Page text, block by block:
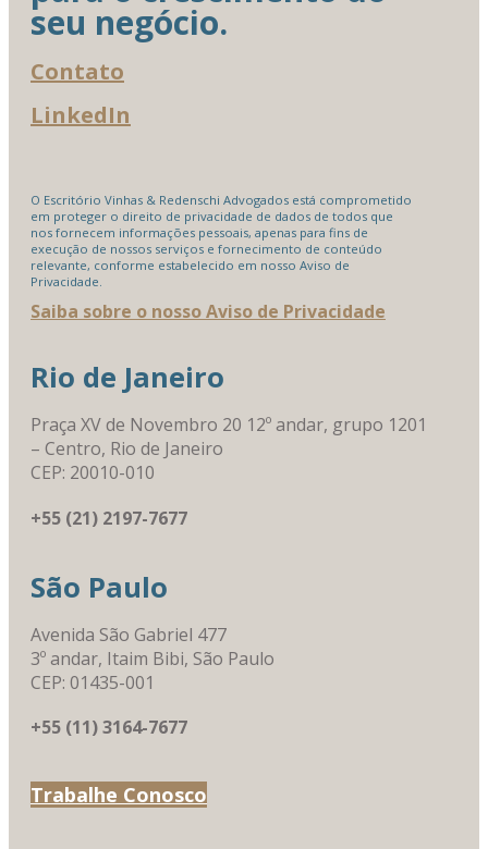
seu negócio.
Contato
LinkedIn
O Escritório Vinhas & Redenschi Advogados está comprometido
em proteger o direito de privacidade de dados de todos que
nos fornecem informações pessoais, apenas para fins de
execução de nossos serviços e fornecimento de conteúdo
relevante, conforme estabelecido em nosso Aviso de
Privacidade.
Saiba sobre o nosso Aviso de Privacidade
Rio de Janeiro
Praça XV de Novembro 20 12º andar, grupo 1201
– Centro, Rio de Janeiro
CEP: 20010-010
+55 (21) 2197-7677
São Paulo
Avenida São Gabriel 477
3º andar, Itaim Bibi, São Paulo
CEP: 01435-001
+55 (11) 3164-7677
Trabalhe Conosco